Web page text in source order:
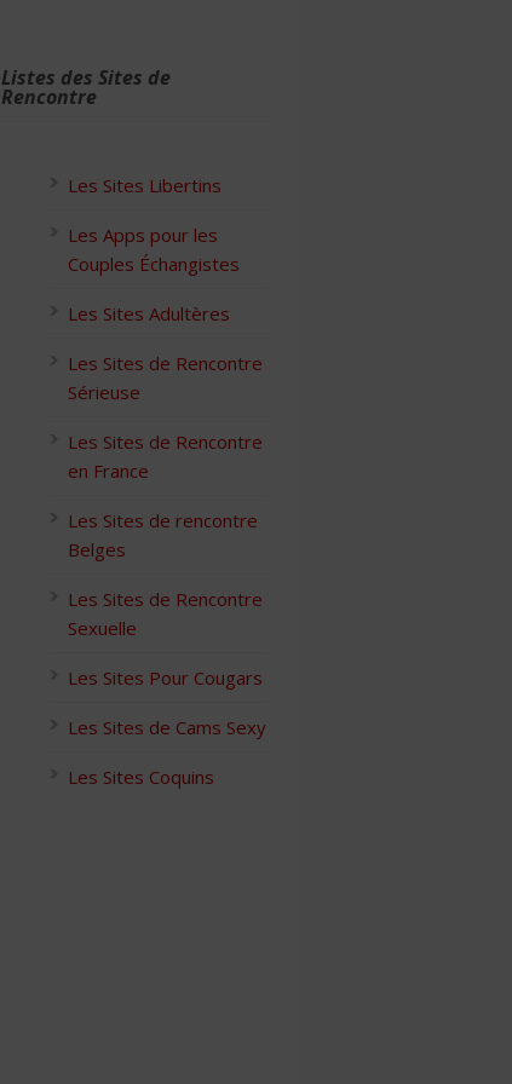
Listes des Sites de
Rencontre
Les Sites Libertins
Les Apps pour les
Couples Échangistes
Les Sites Adultères
Les Sites de Rencontre
Sérieuse
Les Sites de Rencontre
en France
Les Sites de rencontre
Belges
Les Sites de Rencontre
Sexuelle
Les Sites Pour Cougars
Les Sites de Cams Sexy
Les Sites Coquins